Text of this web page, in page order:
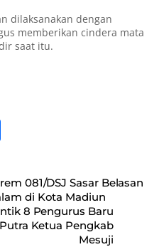
dilaksanakan dengan
memberikan cindera mata
saat itu.
ar
e
081/DSJ Sasar Belasan
di Kota Madiun
8 Pengurus Baru
Ketua Pengkab
Mesuji